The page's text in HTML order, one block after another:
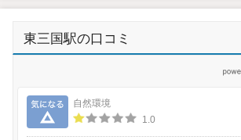
東三国駅の口コミ
気になる
自然環境
1.0